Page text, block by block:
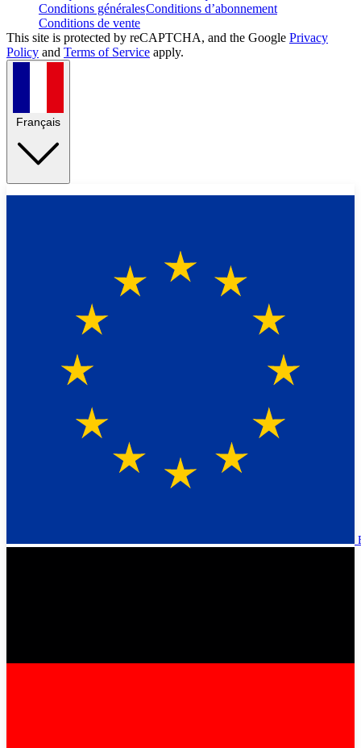
Conditions généralesConditions d’abonnement
Conditions de vente
This site is protected by reCAPTCHA, and the Google Privacy
Policy and Terms of Service apply.
Français